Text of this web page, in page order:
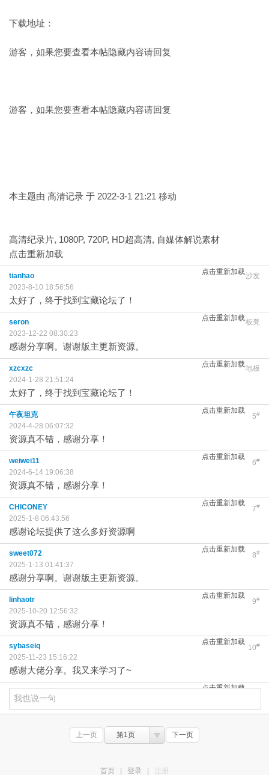
下载地址：
游客，如果您要查看本帖隐藏内容请回复
游客，如果您要查看本帖隐藏内容请回复
本主题由 高清记录 于 2022-3-1 21:21 移动
高清纪录片, 1080P, 720P, HD超高清, 自媒体解说素材
点击重新加载
点击重新加载沙发
tianhao
2023-8-10 18:56:56
太好了，终于找到宝藏论坛了！
点击重新加载板凳
seron
2023-12-22 08:30:23
感谢分享啊。谢谢版主更新资源。
点击重新加载地板
xzcxzc
2024-1-28 21:51:24
太好了，终于找到宝藏论坛了！
点击重新加载
5#
午夜坦克
2024-4-28 06:07:32
资源真不错，感谢分享！
点击重新加载
6#
weiwei11
2024-6-14 19:06:38
资源真不错，感谢分享！
点击重新加载
7#
CHICONEY
2025-1-8 06:43:56
感谢论坛提供了这么多好资源啊
点击重新加载
8#
sweet072
2025-1-13 01:41:37
感谢分享啊。谢谢版主更新资源。
点击重新加载
9#
linhaotr
2025-10-20 12:56:32
资源真不错，感谢分享！
点击重新加载
10#
sybaseiq
2025-11-23 15:16:22
感谢大佬分享。我又来学习了~
点击重新加载
上一页 第1页 下一页
首页 登录 注册